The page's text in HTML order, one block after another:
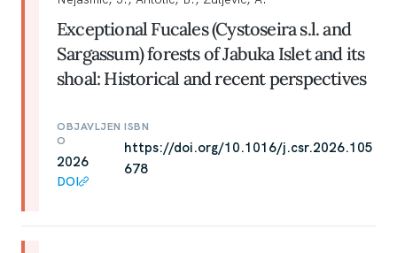
Exceptional Fucales (Cystoseira s.l. and
Sargassum) forests of Jabuka Islet and its
shoal: Historical and recent perspectives
OBJAVLJEN
O
2026
DOI
ISBN
https://doi.org/10.1016/j.csr.2026.105
678